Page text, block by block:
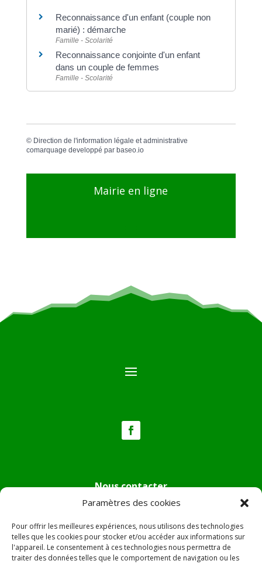
Paramètres des cookies
Pour offrir les meilleures expériences, nous utilisons des technologies
telles que les cookies pour stocker et/ou accéder aux informations sur
l'appareil. Le consentement à ces technologies nous permettra de
traiter des données telles que le comportement de navigation ou les
Reconnaissance d'un enfant (couple non
marié) : démarche
Famille - Scolarité
Reconnaissance conjointe d'un enfant
dans un couple de femmes
Famille - Scolarité
© Direction de l'information légale et administrative
comarquage developpé par baseo.io
Mairie en ligne
Nous contacter
Tél :04.95.36.24.02
Mail:
mairie.pietradiverde@wanadoo.fr
Adresse :Hôtel de ville de Pietra di Verde
Le village